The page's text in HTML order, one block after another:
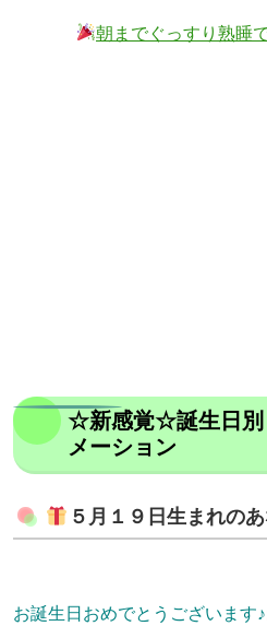
朝までぐっすり熟睡
☆新感覚☆誕生日別
メーション
５月１９日生まれの
お誕生日おめでとうございます♪